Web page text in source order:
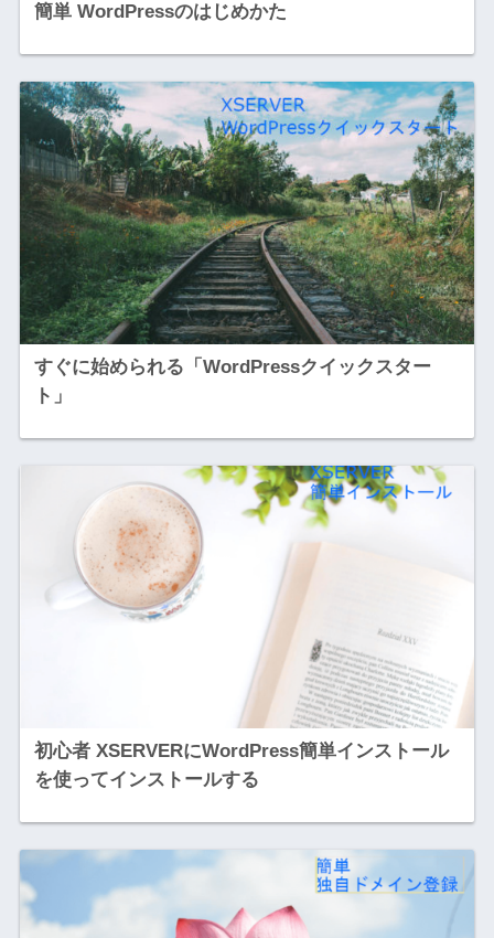
簡単 WordPressのはじめかた
すぐに始められる「WordPressクイックスター
ト」
初心者 XSERVERにWordPress簡単インストール
を使ってインストールする